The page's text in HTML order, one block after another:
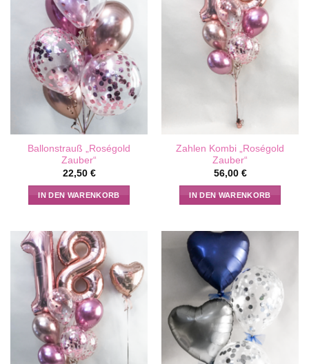
Ballonstrauß „Roségold
Zauber“
22,50 €
IN DEN WARENKORB
Zahlen Kombi „Roségold
Zauber“
56,00 €
IN DEN WARENKORB